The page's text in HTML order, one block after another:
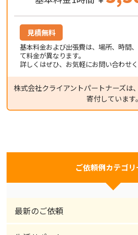
見積無料
基本料金および出張費は、場所、時間
て料金が異なります。
詳しくはぜひ、お気軽にお問い合わせく
株式会社クライアントパートナーズは
寄付しています。
ご依頼例カテゴ
最新のご依頼